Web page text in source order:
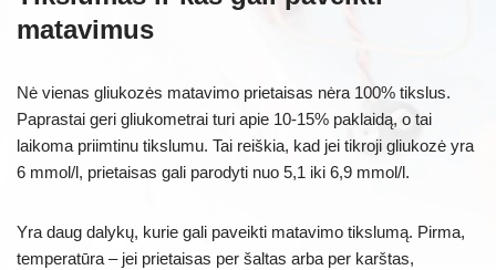
matavimus
Nė vienas gliukozės matavimo prietaisas nėra 100% tikslus.
Paprastai geri gliukometrai turi apie 10-15% paklaidą, o tai
laikoma priimtinu tikslumu. Tai reiškia, kad jei tikroji gliukozė yra
6 mmol/l, prietaisas gali parodyti nuo 5,1 iki 6,9 mmol/l.
Yra daug dalykų, kurie gali paveikti matavimo tikslumą. Pirma,
temperatūra – jei prietaisas per šaltas arba per karštas,